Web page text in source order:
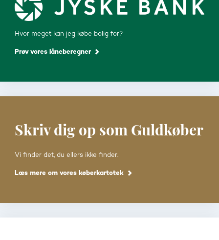
Hvor meget kan jeg købe bolig for?
Prøv vores låneberegner
Skriv dig op som Guldkøber
Vi finder det, du ellers ikke finder.
Læs mere om vores køberkartotek